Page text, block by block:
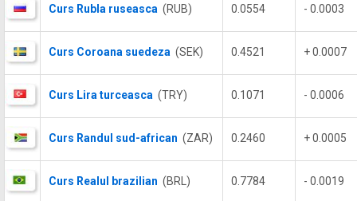
Curs Rubla ruseasca (RUB) 0.0554 - 0.0003
Curs Coroana suedeza (SEK) 0.4521 + 0.0007
Curs Lira turceasca (TRY) 0.1071 - 0.0006
Curs Randul sud-african (ZAR) 0.2460 + 0.0005
Curs Realul brazilian (BRL) 0.7784 - 0.0019